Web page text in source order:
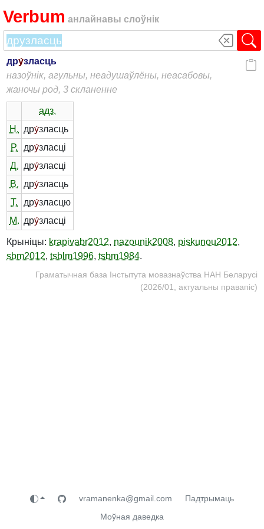
Verbum анлайнавы слоўнік
дру́зласць
назоўнік, агульны, неадушаўлёны, неасабовы,
жаночы род, 3 скланенне
адз.
Н. дру́зласць
Р.
дру́зласці
Д. дру́зласці
В. дру́зласць
Т.
дру́зласцю
М. дру́зласці
Крыніцы: krapivabr2012, nazounik2008, piskunou2012,
sbm2012, tsblm1996, tsbm1984.
Граматычная база Інстытута мовазнаўства НАН Беларусі
(2026/01, актуальны правапіс)
vramanenka@gmail.com
Падтрымаць
Моўная даведка